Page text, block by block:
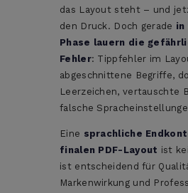
das Layout steht – und
den Druck. Doch gerade in
Phase lauern die
Fehler: Tippfehler im
abgeschnittene Begriffe,
Leerzeichen, vertauschte
falsche
Eine sprachliche
finalen PDF-Layout ist
ist entscheidend für
Markenwirkung und